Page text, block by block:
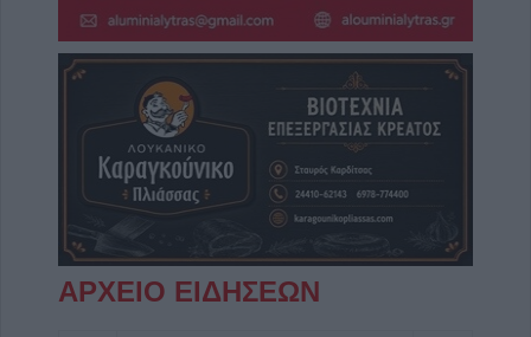
ΑΡΧΕΙΟ ΕΙΔΗΣΕΩΝ